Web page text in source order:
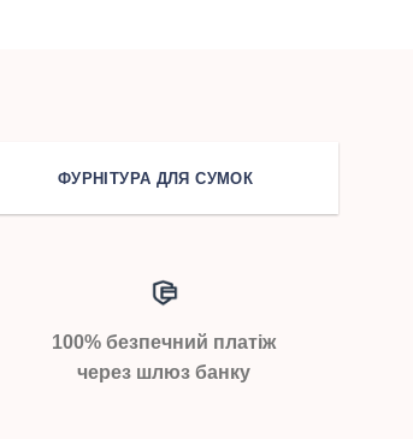
ФУРНІТУРА ДЛЯ СУМОК
100% безпечний платіж
через шлюз банку